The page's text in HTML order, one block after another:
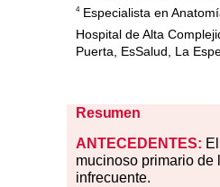
4Especialista en
Hospital de Alta
Puerta, EsSalud, La
Resumen
ANTECEDENTES:
mucinoso primario de
infrecuente.